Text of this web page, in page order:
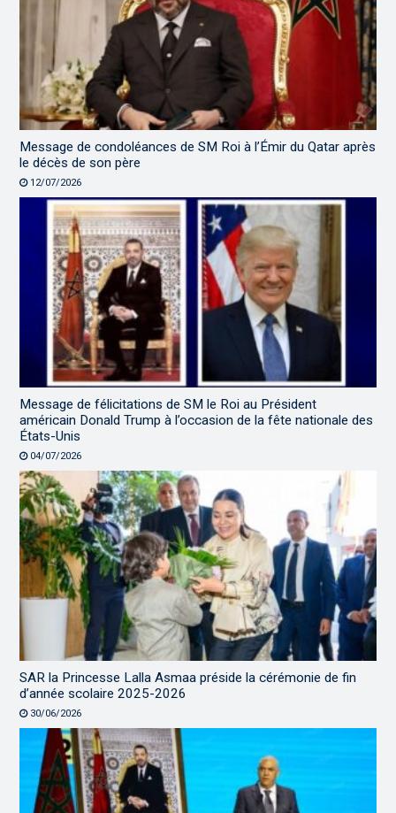
Message de condoléances de SM Roi à l’Émir du Qatar après
le décès de son père
12/07/2026
Message de félicitations de SM le Roi au Président
américain Donald Trump à l’occasion de la fête nationale des
États-Unis
04/07/2026
SAR la Princesse Lalla Asmaa préside la cérémonie de fin
d’année scolaire 2025-2026
30/06/2026